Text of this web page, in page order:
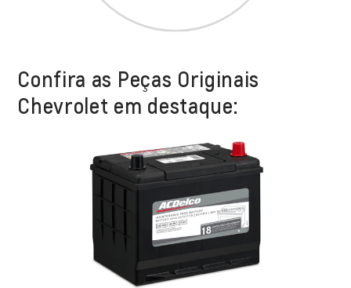
Confira as Peças Originais
Chevrolet em destaque: